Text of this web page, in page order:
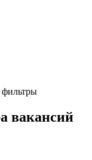
фильтры
вакансий